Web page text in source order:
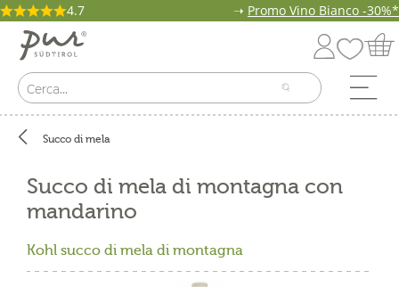
4.7 ➝ Promo Vino Bianco -30%*
Succo di mela
Succo di mela di montagna con
mandarino
Kohl succo di mela di montagna